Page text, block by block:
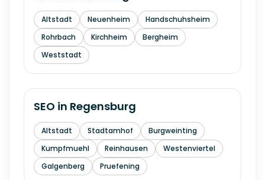
Altstadt Neuenheim
Handschuhsheim
Rohrbach
Kirchheim
Bergheim
Weststadt
SEO in Regensburg
Altstadt Stadtamhof
Burgweinting
Kumpfmuehl
Reinhausen
Westenviertel
Galgenberg
Pruefening